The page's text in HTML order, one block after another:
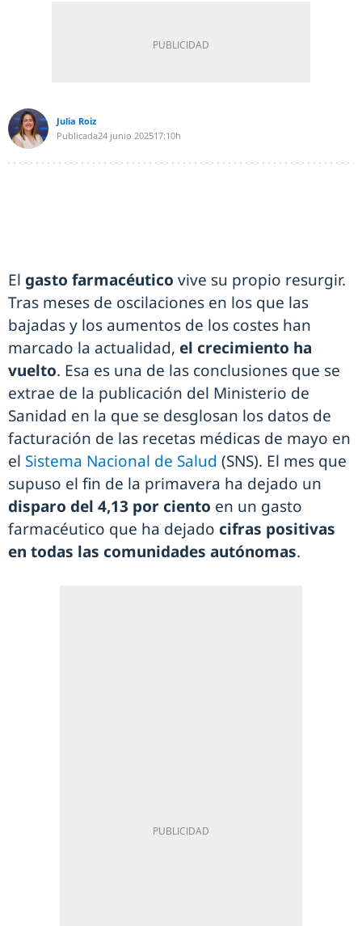
Julia Roiz
Publicada24 junio 202517:10h
El gasto farmacéutico vive su propio resurgir.
Tras meses de oscilaciones en los que las
bajadas y los aumentos de los costes han
marcado la actualidad, el crecimiento ha
vuelto. Esa es una de las conclusiones que se
extrae de la publicación del Ministerio de
Sanidad en la que se desglosan los datos de
facturación de las recetas médicas de mayo en
el Sistema Nacional de Salud (SNS). El mes que
supuso el fin de la primavera ha dejado un
disparo del 4,13 por ciento en un gasto
farmacéutico que ha dejado cifras positivas
en todas las comunidades autónomas.